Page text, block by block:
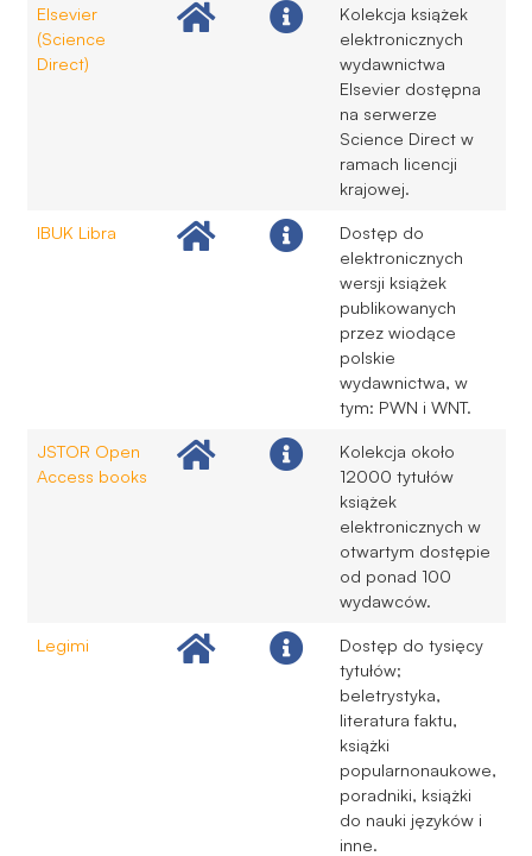
Elsevier
(Science
Direct)
Kolekcja książek
elektronicznych
wydawnictwa
Elsevier dostępna
na serwerze
Science Direct w
ramach licencji
krajowej.
IBUK Libra
Dostęp do
elektronicznych
wersji książek
publikowanych
przez wiodące
polskie
wydawnictwa, w
tym: PWN i WNT.
JSTOR Open
Access books
Kolekcja około
12000 tytułów
książek
elektronicznych w
otwartym dostępie
od ponad 100
wydawców.
Legimi
Dostęp do tysięcy
tytułów;
beletrystyka,
literatura faktu,
książki
popularnonaukowe,
poradniki, książki
do nauki języków i
inne.